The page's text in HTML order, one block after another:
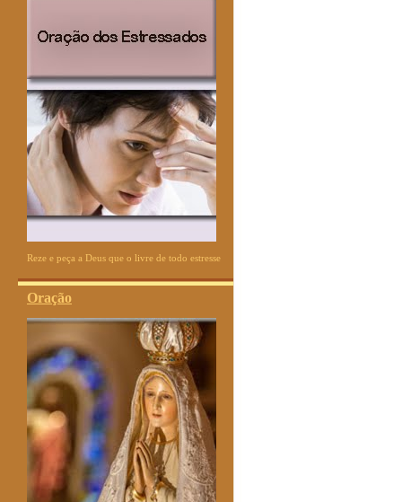
Reze e peça a Deus que o livre de todo estresse
Oração